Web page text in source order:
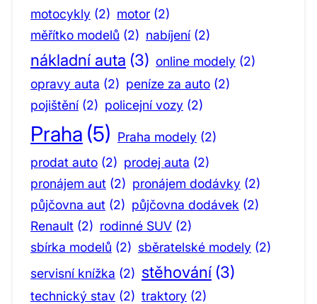
motocykly (2) motor (2)
měřítko modelů (2) nabíjení (2)
nákladní auta (3) online modely (2)
opravy auta (2) peníze za auto (2)
pojištění (2) policejní vozy (2)
Praha (5) Praha modely (2)
prodat auto (2) prodej auta (2)
pronájem aut (2) pronájem dodávky (2)
půjčovna aut (2) půjčovna dodávek (2)
Renault (2) rodinné SUV (2)
sbírka modelů (2) sběratelské modely (2)
servisní knížka (2) stěhování (3)
technický stav (2) traktory (2)